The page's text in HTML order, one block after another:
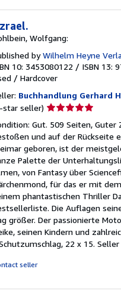
Wolfgang:
byWilhelm Heyne
10: 3453080122 / ISBN 13:
/ Hardcover
Buchhandlung Gerhard
star seller) Seller
5
out
of
5
stars
Gut. 509 Seiten,
und auf der Rückseite
geboren, ist der
Palette der
von Fantasy über
für das er mit
phantastischen Thriller
Die Auflagen
größer. Der passionierte
seinen Kindern und
22 x 15.
seller